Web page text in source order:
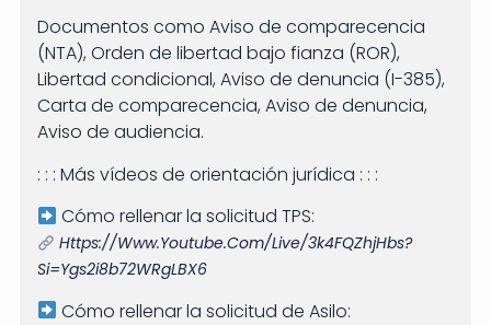
Documentos como Aviso de comparecencia
(NTA), Orden de libertad bajo fianza (ROR),
Libertad condicional, Aviso de denuncia (I-385),
Carta de comparecencia, Aviso de denuncia,
Aviso de audiencia.
: : : Más vídeos de orientación jurídica : : :
Cómo rellenar la solicitud TPS:
Https://www.youtube.com/live/3k4FQZhjHbs?
Si=ygs2i8b72WRgLBX6
Cómo rellenar la solicitud de Asilo: